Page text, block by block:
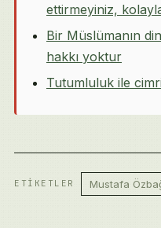
ettirmeyiniz,
Bir Müslümanın
hakkı yoktur
Tutumluluk ile
ETIKETLER Mustafa